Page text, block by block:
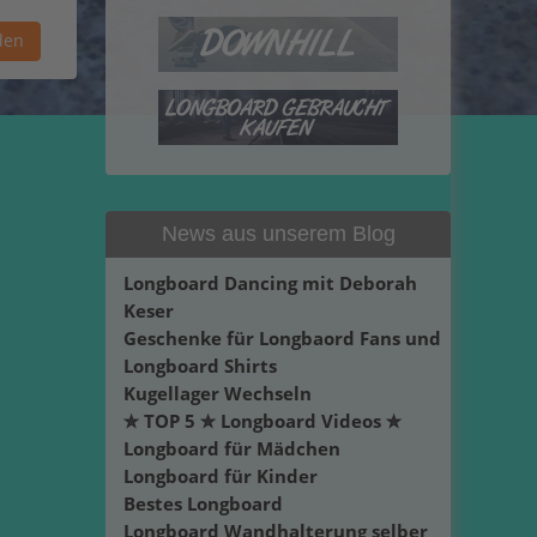
News aus unserem Blog
Longboard Dancing mit Deborah
Keser
Geschenke für Longbaord Fans und
Longboard Shirts
Kugellager Wechseln
✮ TOP 5 ✮ Longboard Videos ✮
Longboard für Mädchen
Longboard für Kinder
Bestes Longboard
Longboard Wandhalterung selber